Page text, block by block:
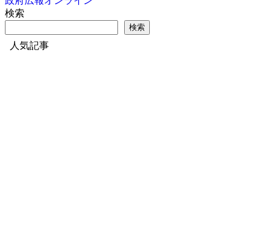
検索
検索
人気記事